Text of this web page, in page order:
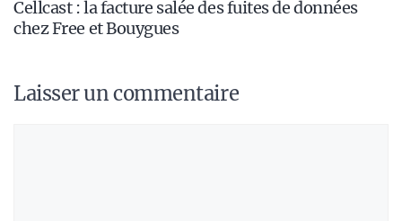
Cellcast : la facture salée des fuites de données
chez Free et Bouygues
Laisser un commentaire